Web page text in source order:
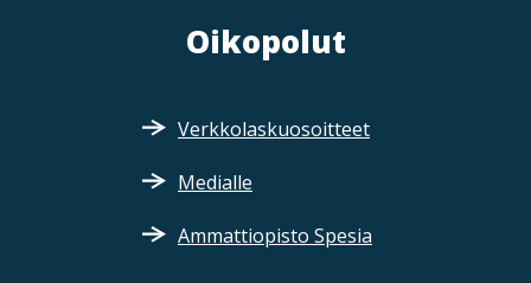
Oikopolut
Verkkolaskuosoitteet
Medialle
Ammattiopisto Spesia